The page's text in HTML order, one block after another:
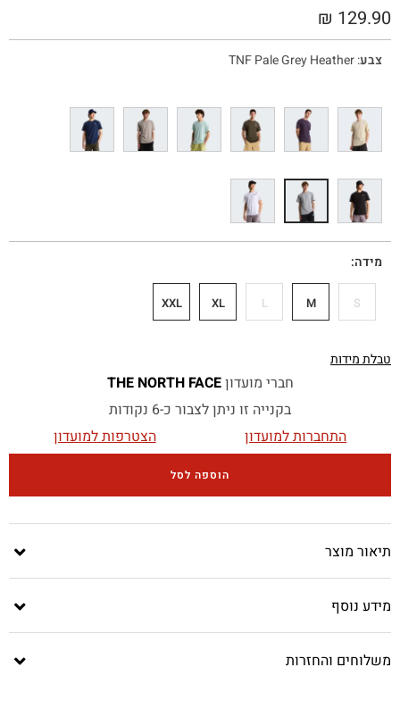
₪ 129.90
צבע:
TNF Pale Grey Heather
מידה
S
M
L
XL
XXL
טבלת מידות
חברי מועדוןTHE NORTH FACE
בקנייה זו ניתן לצבור כ-6 נקודות
התחברות למועדון
הצטרפות למועדון
הוספה לסל
תיאור מוצר
מידע נוסף
משלוחים והחזרות